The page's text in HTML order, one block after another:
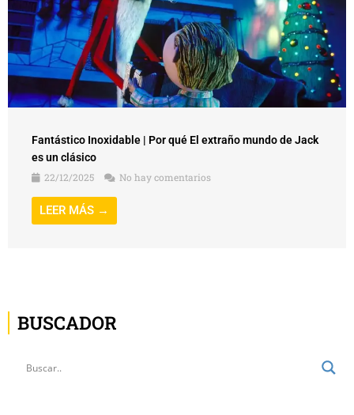
Fantástico Inoxidable | Por qué El extraño mundo de Jack
es un clásico
22/12/2025
No hay comentarios
LEER MÁS →
BUSCADOR